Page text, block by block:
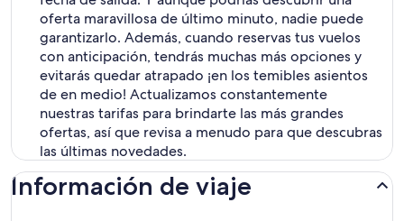
oferta maravillosa de último minuto, nadie puede
garantizarlo. Además, cuando reservas tus vuelos
con anticipación, tendrás muchas más opciones y
evitarás quedar atrapado ¡en los temibles asientos
de en medio! Actualizamos constantemente
nuestras tarifas para brindarte las más grandes
ofertas, así que revisa a menudo para que descubras
las últimas novedades.
Información de viaje